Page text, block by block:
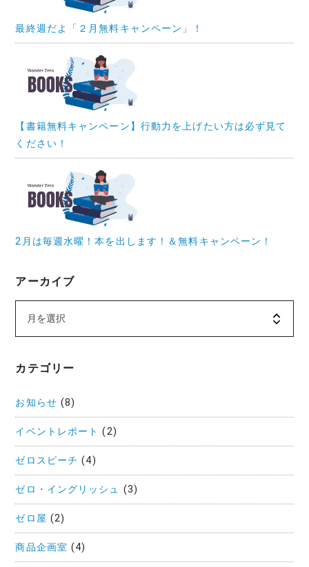
最終週だよ「２月無料キャンペーン」！
【書籍無料キャンペーン】行動力を上げたい方は必ず見て
ください！
2月は毎週水曜！本を出します！＆無料キャンペーン！
アーカイブ
カテゴリー
お知らせ (8)
イベントレポート (2)
ゼロスピーチ (4)
ゼロ・イングリッシュ (3)
ゼロ屋 (2)
商品企画室 (4)